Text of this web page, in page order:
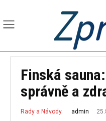
Finská
správně a
Rady a Návody admin